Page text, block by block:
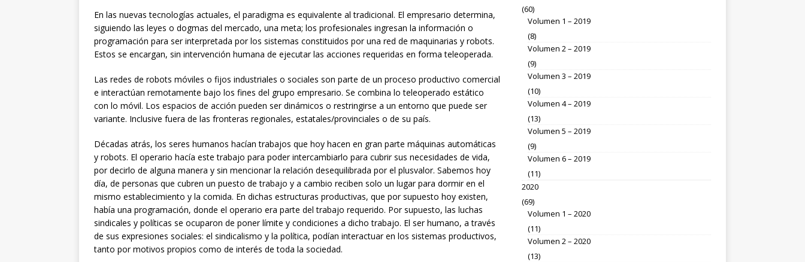
En las nuevas tecnologías actuales, el paradigma es equivalente al tradicional. El empresario determina,
siguiendo las leyes o dogmas del mercado, una meta; los profesionales ingresan la información o
programación para ser interpretada por los sistemas constituidos por una red de maquinarias y robots.
Estos se encargan, sin intervención humana de ejecutar las acciones requeridas en forma teleoperada.
Las redes de robots móviles o fijos industriales o sociales son parte de un proceso productivo comercial
e interactúan remotamente bajo los fines del grupo empresario. Se combina lo teleoperado estático
con lo móvil. Los espacios de acción pueden ser dinámicos o restringirse a un entorno que puede ser
variante. Inclusive fuera de las fronteras regionales, estatales/provinciales o de su país.
Décadas atrás, los seres humanos hacían trabajos que hoy hacen en gran parte máquinas automáticas
y robots. El operario hacía este trabajo para poder intercambiarlo para cubrir sus necesidades de vida,
por decirlo de alguna manera y sin mencionar la relación desequilibrada por el plusvalor. Sabemos hoy
día, de personas que cubren un puesto de trabajo y a cambio reciben solo un lugar para dormir en el
mismo establecimiento y la comida. En dichas estructuras productivas, que por supuesto hoy existen,
había una programación, donde el operario era parte del trabajo requerido. Por supuesto, las luchas
sindicales y políticas se ocuparon de poner límite y condiciones a dicho trabajo. El ser humano, a través
de sus expresiones sociales: el sindicalismo y la política, podían interactuar en los sistemas productivos,
tanto por motivos propios como de interés de toda la sociedad.
(60)
Volumen 1 – 2019
(8)
Volumen 2 – 2019
(9)
Volumen 3 – 2019
(10)
Volumen 4 – 2019
(13)
Volumen 5 – 2019
(9)
Volumen 6 – 2019
(11)
2020
(69)
Volumen 1 – 2020
(11)
Volumen 2 – 2020
(13)